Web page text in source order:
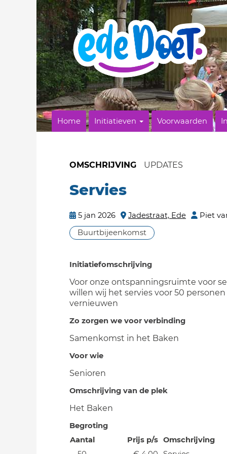
Home Initiatieven Voorwaarden
OMSCHRIJVING UPDATES
Servies
5 jan 2026 Jadestraat, Ede
Piet
Buurtbijeenkomst
Initiatiefomschrijving
Voor onze ontspanningsruimte voor
willen wij het servies voor 50 personen
vernieuwen
Zo zorgen we voor verbinding
Samenkomst in het Baken
Voor wie
Senioren
Omschrijving van de plek
Het Baken
Begroting
Aantal
Prijs p/s Omschrijving